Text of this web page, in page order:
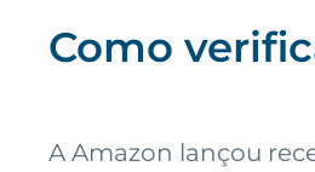
Como
A Amazon lançou